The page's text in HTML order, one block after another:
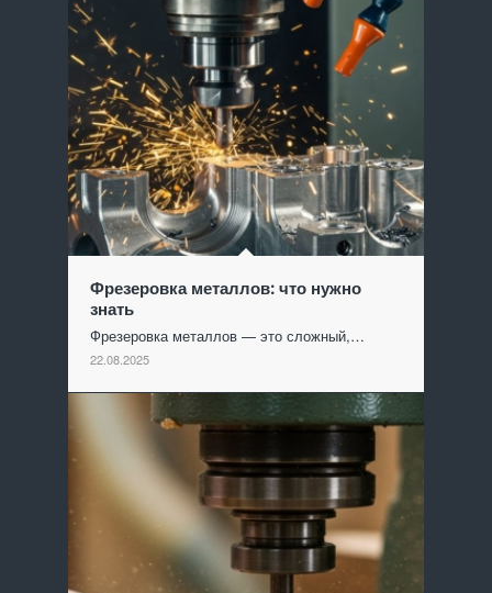
Фрезеровка металлов: что нужно
знать
Фрезеровка металлов — это сложный,…
22.08.2025